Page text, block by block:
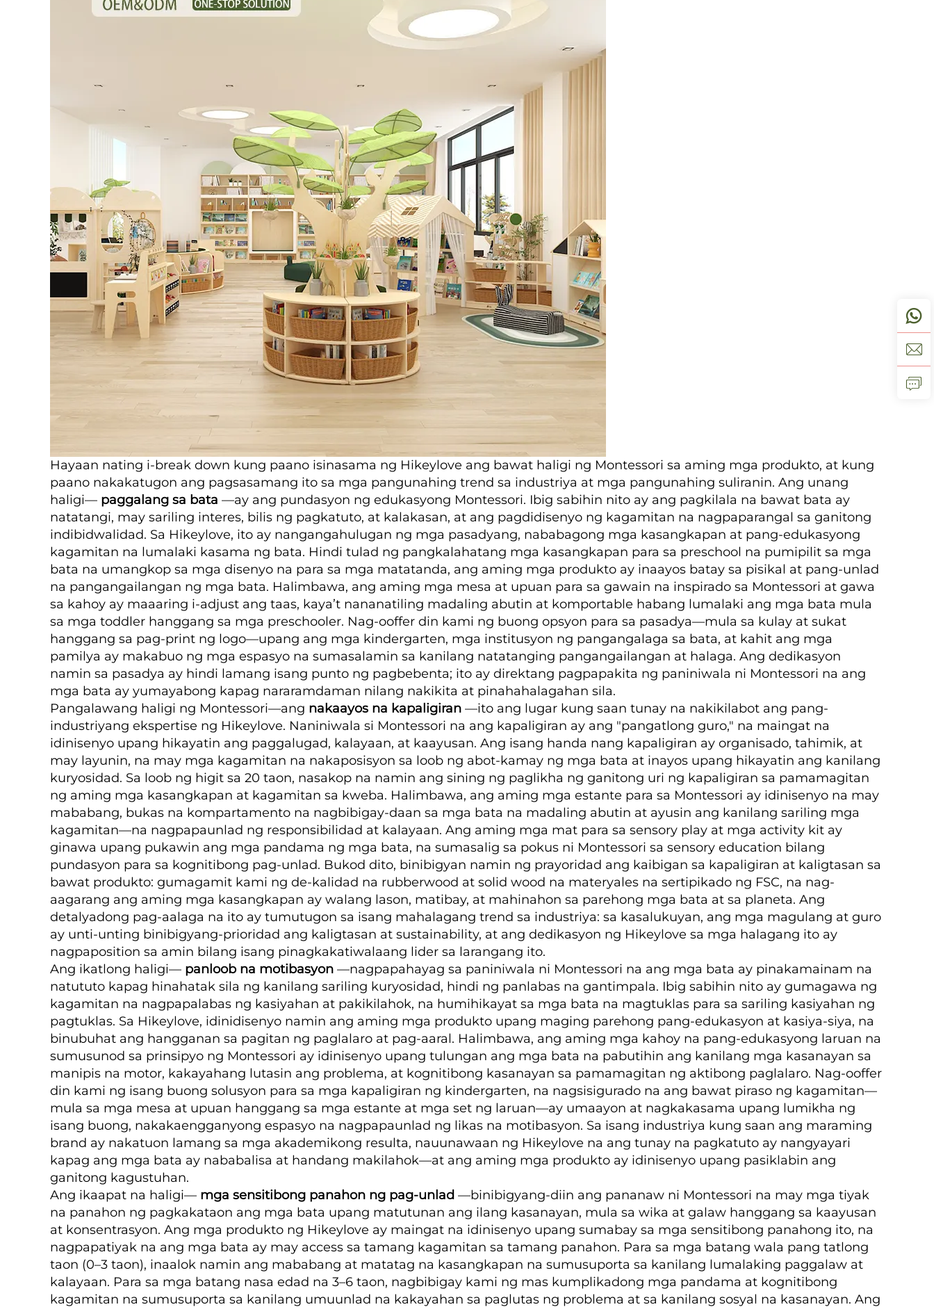
Hayaan nating i-break down kung paano isinasama ng Hikeylove ang bawat haligi ng Montessori sa aming mga produkto, at kung
paano nakakatugon ang pagsasamang ito sa mga pangunahing trend sa industriya at mga pangunahing suliranin. Ang unang
haligi— paggalang sa bata —ay ang pundasyon ng edukasyong Montessori. Ibig sabihin nito ay ang pagkilala na bawat bata ay
natatangi, may sariling interes, bilis ng pagkatuto, at kalakasan, at ang pagdidisenyo ng kagamitan na nagpaparangal sa ganitong
indibidwalidad. Sa Hikeylove, ito ay nangangahulugan ng mga pasadyang, nababagong mga kasangkapan at pang-edukasyong
kagamitan na lumalaki kasama ng bata. Hindi tulad ng pangkalahatang mga kasangkapan para sa preschool na pumipilit sa mga
bata na umangkop sa mga disenyo na para sa mga matatanda, ang aming mga produkto ay inaayos batay sa pisikal at pang-unlad
na pangangailangan ng mga bata. Halimbawa, ang aming mga mesa at upuan para sa gawain na inspirado sa Montessori at gawa
sa kahoy ay maaaring i-adjust ang taas, kaya’t nananatiling madaling abutin at komportable habang lumalaki ang mga bata mula
sa mga toddler hanggang sa mga preschooler. Nag-ooffer din kami ng buong opsyon para sa pasadya—mula sa kulay at sukat
hanggang sa pag-print ng logo—upang ang mga kindergarten, mga institusyon ng pangangalaga sa bata, at kahit ang mga
pamilya ay makabuo ng mga espasyo na sumasalamin sa kanilang natatanging pangangailangan at halaga. Ang dedikasyon
namin sa pasadya ay hindi lamang isang punto ng pagbebenta; ito ay direktang pagpapakita ng paniniwala ni Montessori na ang
mga bata ay yumayabong kapag nararamdaman nilang nakikita at pinahahalagahan sila.
Pangalawang haligi ng Montessori—ang nakaayos na kapaligiran —ito ang lugar kung saan tunay na nakikilabot ang pang-
industriyang ekspertise ng Hikeylove. Naniniwala si Montessori na ang kapaligiran ay ang "pangatlong guro," na maingat na
idinisenyo upang hikayatin ang paggalugad, kalayaan, at kaayusan. Ang isang handa nang kapaligiran ay organisado, tahimik, at
may layunin, na may mga kagamitan na nakaposisyon sa loob ng abot-kamay ng mga bata at inayos upang hikayatin ang kanilang
kuryosidad. Sa loob ng higit sa 20 taon, nasakop na namin ang sining ng paglikha ng ganitong uri ng kapaligiran sa pamamagitan
ng aming mga kasangkapan at kagamitan sa kweba. Halimbawa, ang aming mga estante para sa Montessori ay idinisenyo na may
mababang, bukas na kompartamento na nagbibigay-daan sa mga bata na madaling abutin at ayusin ang kanilang sariling mga
kagamitan—na nagpapaunlad ng responsibilidad at kalayaan. Ang aming mga mat para sa sensory play at mga activity kit ay
ginawa upang pukawin ang mga pandama ng mga bata, na sumasalig sa pokus ni Montessori sa sensory education bilang
pundasyon para sa kognitibong pag-unlad. Bukod dito, binibigyan namin ng prayoridad ang kaibigan sa kapaligiran at kaligtasan sa
bawat produkto: gumagamit kami ng de-kalidad na rubberwood at solid wood na materyales na sertipikado ng FSC, na nag-
aagarang ang aming mga kasangkapan ay walang lason, matibay, at mahinahon sa parehong mga bata at sa planeta. Ang
detalyadong pag-aalaga na ito ay tumutugon sa isang mahalagang trend sa industriya: sa kasalukuyan, ang mga magulang at guro
ay unti-unting binibigyang-prioridad ang kaligtasan at sustainability, at ang dedikasyon ng Hikeylove sa mga halagang ito ay
nagpaposition sa amin bilang isang pinagkakatiwalaang lider sa larangang ito.
Ang ikatlong haligi— panloob na motibasyon —nagpapahayag sa paniniwala ni Montessori na ang mga bata ay pinakamainam na
natututo kapag hinahatak sila ng kanilang sariling kuryosidad, hindi ng panlabas na gantimpala. Ibig sabihin nito ay gumagawa ng
kagamitan na nagpapalabas ng kasiyahan at pakikilahok, na humihikayat sa mga bata na magtuklas para sa sariling kasiyahan ng
pagtuklas. Sa Hikeylove, idinidisenyo namin ang aming mga produkto upang maging parehong pang-edukasyon at kasiya-siya, na
binubuhat ang hangganan sa pagitan ng paglalaro at pag-aaral. Halimbawa, ang aming mga kahoy na pang-edukasyong laruan na
sumusunod sa prinsipyo ng Montessori ay idinisenyo upang tulungan ang mga bata na pabutihin ang kanilang mga kasanayan sa
manipis na motor, kakayahang lutasin ang problema, at kognitibong kasanayan sa pamamagitan ng aktibong paglalaro. Nag-ooffer
din kami ng isang buong solusyon para sa mga kapaligiran ng kindergarten, na nagsisigurado na ang bawat piraso ng kagamitan—
mula sa mga mesa at upuan hanggang sa mga estante at mga set ng laruan—ay umaayon at nagkakasama upang lumikha ng
isang buong, nakakaengganyong espasyo na nagpapaunlad ng likas na motibasyon. Sa isang industriya kung saan ang maraming
brand ay nakatuon lamang sa mga akademikong resulta, nauunawaan ng Hikeylove na ang tunay na pagkatuto ay nangyayari
kapag ang mga bata ay nababalisa at handang makilahok—at ang aming mga produkto ay idinisenyo upang pasiklabin ang
ganitong kagustuhan.
Ang ikaapat na haligi— mga sensitibong panahon ng pag-unlad —binibigyang-diin ang pananaw ni Montessori na may mga tiyak
na panahon ng pagkakataon ang mga bata upang matutunan ang ilang kasanayan, mula sa wika at galaw hanggang sa kaayusan
at konsentrasyon. Ang mga produkto ng Hikeylove ay maingat na idinisenyo upang sumabay sa mga sensitibong panahong ito, na
nagpapatiyak na ang mga bata ay may access sa tamang kagamitan sa tamang panahon. Para sa mga batang wala pang tatlong
taon (0–3 taon), inaalok namin ang mababang at matatag na kasangkapan na sumusuporta sa kanilang lumalaking paggalaw at
kalayaan. Para sa mga batang nasa edad na 3–6 taon, nagbibigay kami ng mas kumplikadong mga pandama at kognitibong
kagamitan na sumusuporta sa kanilang umuunlad na kakayahan sa paglutas ng problema at sa kanilang sosyal na kasanayan. Ang